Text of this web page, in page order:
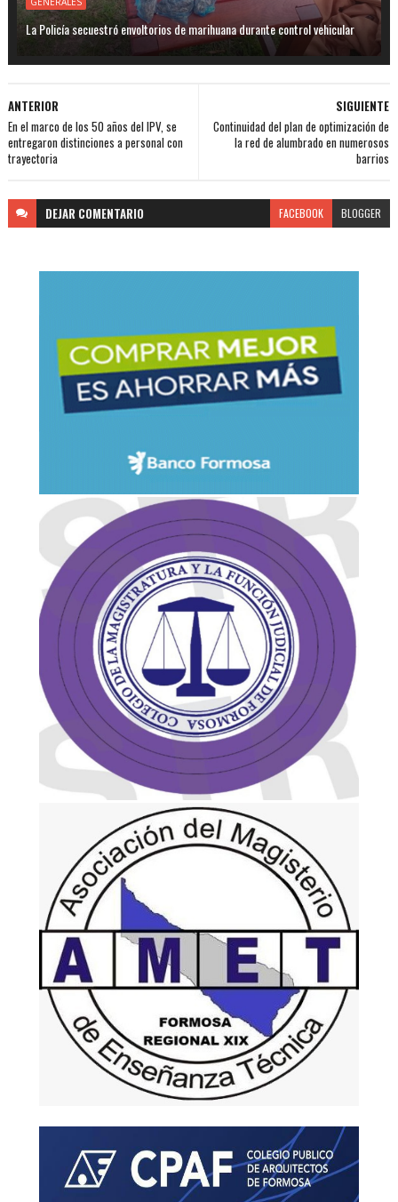
La Policía secuestró envoltorios de marihuana durante control vehicular
SIGUIENTE
Continuidad del plan de optimización de
la red de alumbrado en numerosos
barrios
ANTERIOR
En el marco de los 50 años del IPV, se
entregaron distinciones a personal con
trayectoria
DEJAR COMENTARIO FACEBOOK BLOGGER